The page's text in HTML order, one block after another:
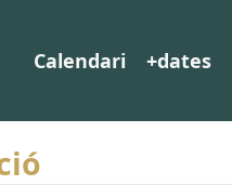
Calendari +dates